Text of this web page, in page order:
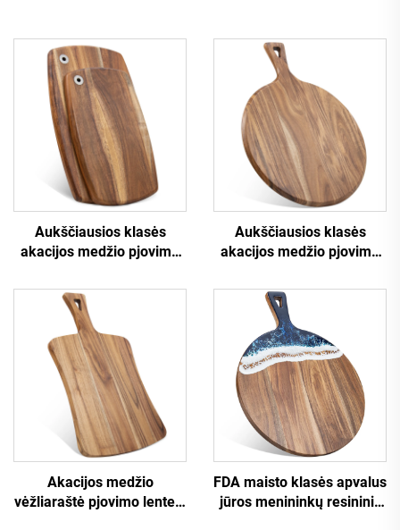
Aukščiausios klasės
akacijos medžio pjovimo
aukštu
Aukščiausios klasės
akacijos medžio pjovimo
Akacijos medžio
vėžliaraštė pjovimo lentelė
FDA maisto klasės apvalus
jūros menininkų resininis